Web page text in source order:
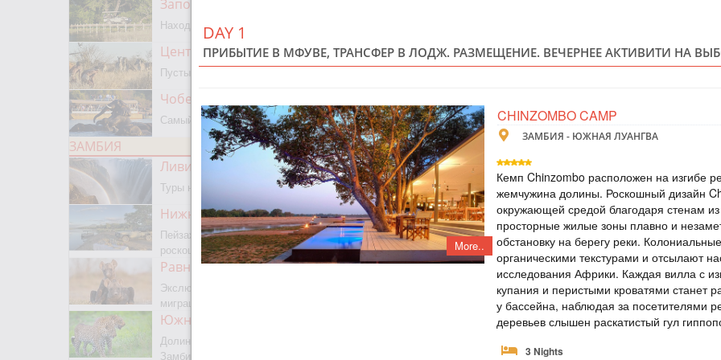
Заповедник Мореми
Находится на границе с Окаванго
Центральный Калахари
Пустыня, сафари, бушмены
Чобе парк
Самый известный парк Ботсваны
ЗАМБИЯ
Ливингстон
Туры на водопад Виктория
Нижняя Замбези
Пейзажное сафари, каноэ,
роскошная рыбалка
Равнины Люва
Экслюзивный парк с сезонной
миграцией животных и птиц
Южная Луангва
Долина Лепардов, главный парк
Замбии
В тур входит: - 3
экскурсия на
водопада -
сафари на
на водопад, -
на микро-лайте -
ТУР НА
ЗАМБИЯ
Scheduled Tour
В тур входит: - 2
завтраки -
датам) тур на
обедом -
Дьявола -
ТУР НА
DAY 1
ПРИБЫТИЕ В МФУВЕ, ТРАНСФЕР В ЛОДЖ. РАЗМЕЩЕНИЕ. ВЕЧЕРНЕЕ АКТИВИТИ НА
More..
CHINZOMBO CAMP
ЗАМБИЯ - ЮЖНАЯ ЛУАНГВА
Кемп Chinzombo расположен на изгибе
жемчужина долины. Роскошный дизайн
окружающей средой благодаря стенам
просторные жилые зоны плавно и
обстановку на берегу реки.
органическими текстурами и отсылают
исследования Африки. Каждая вилла с
купания и перистыми кроватями станет
у бассейна, наблюдая за посетителями
деревьев слышен раскатистый гул
3 Nights